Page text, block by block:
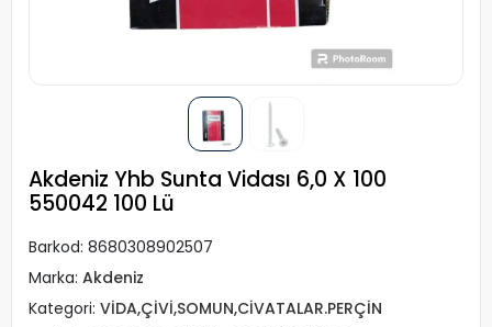
Akdeniz Yhb Sunta Vidası 6,0 X 100
550042 100 Lü
Barkod: 8680308902507
Marka: Akdeniz
Kategori: VİDA,ÇİVİ,SOMUN,CİVATALAR.PERÇİN